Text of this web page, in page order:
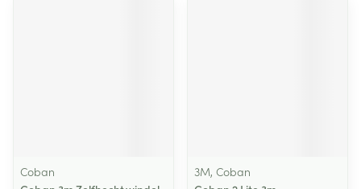
Coban
3M, Coban